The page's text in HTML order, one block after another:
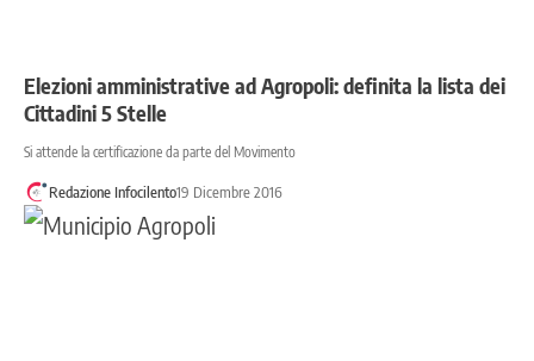
Elezioni amministrative ad Agropoli: definita la lista dei
Cittadini 5 Stelle
Si attende la certificazione da parte del Movimento
Redazione Infocilento19 Dicembre 2016